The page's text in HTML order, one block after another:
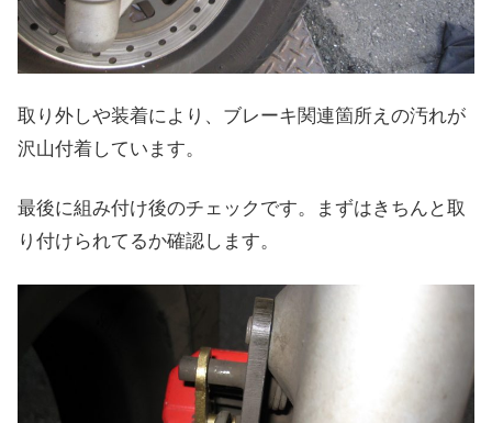
取り外しや装着により、ブレーキ関連箇所えの汚れが
沢山付着しています。
最後に組み付け後のチェックです。まずはきちんと取
り付けられてるか確認します。